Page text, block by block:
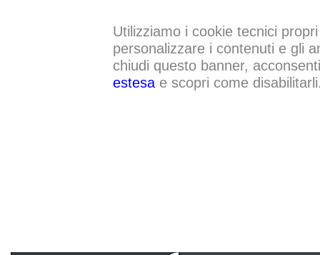
Utilizziamo i cookie tecnici
personalizzare i contenuti e gli
chiudi questo banner,
estesae scopri come